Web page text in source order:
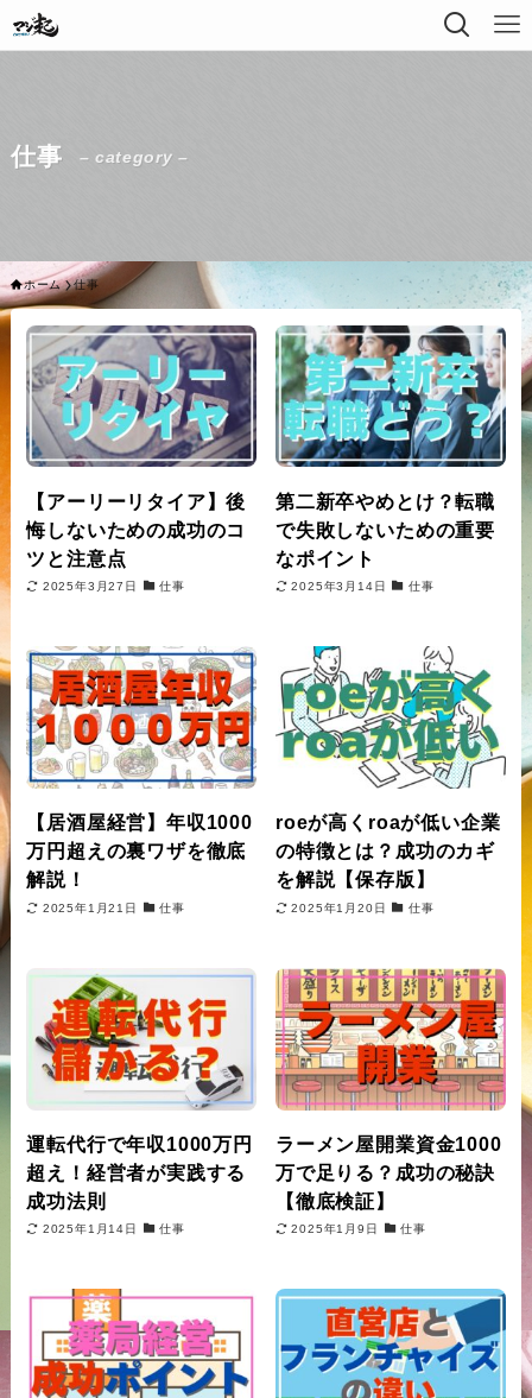
仕事 – category –
ホーム 仕事
【アーリーリタイア】後
悔しないための成功のコ
ツと注意点
2025年3月27日 仕事
第二新卒やめとけ？転職
で失敗しないための重要
なポイント
2025年3月14日 仕事
【居酒屋経営】年収1000
万円超えの裏ワザを徹底
解説！
2025年1月21日 仕事
roeが高くroaが低い企業
の特徴とは？成功のカギ
を解説【保存版】
2025年1月20日 仕事
運転代行で年収1000万円
超え！経営者が実践する
成功法則
2025年1月14日 仕事
ラーメン屋開業資金1000
万で足りる？成功の秘訣
【徹底検証】
2025年1月9日 仕事